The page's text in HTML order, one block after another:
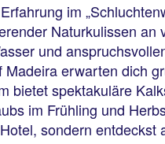
im
Naturkulissen
und
erwarten dich
bietet spektakuläre
im Frühling und
sondern